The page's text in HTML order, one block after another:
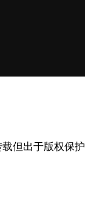
载但出于版权保护